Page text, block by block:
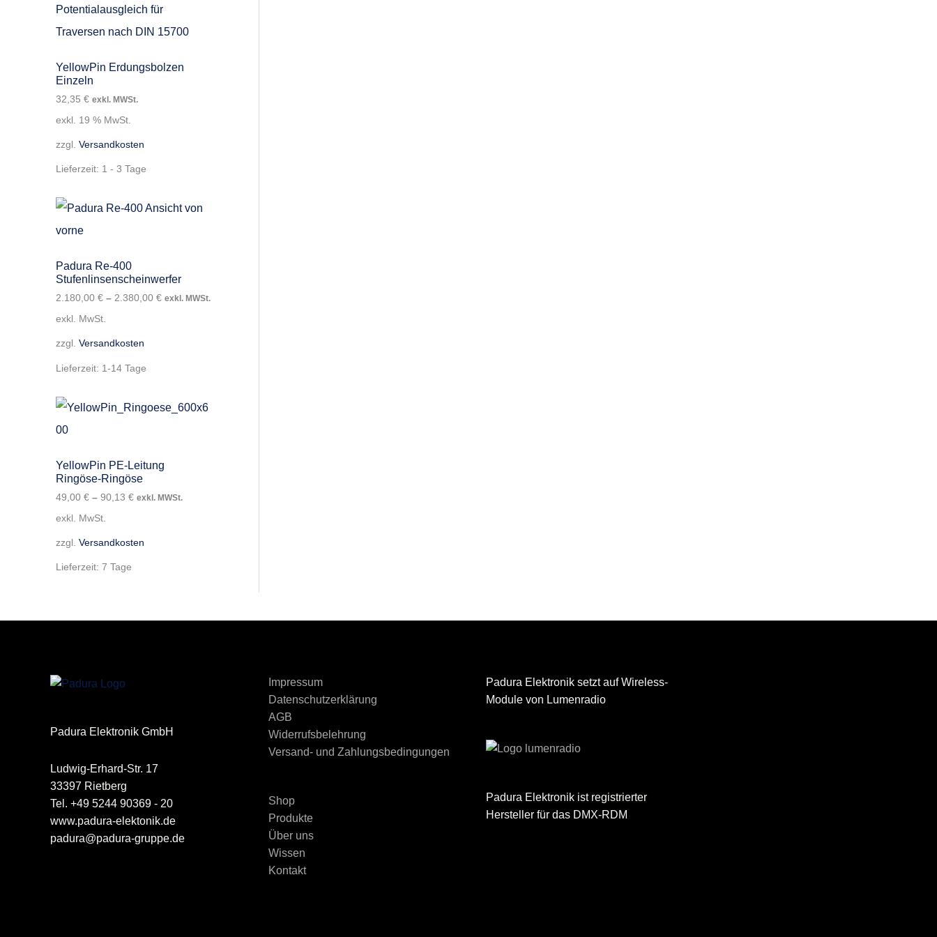
YellowPin Erdungsbolzen
Einzeln
32,35 € exkl. MWSt.
exkl. 19 % MwSt.
zzgl. Versandkosten
Lieferzeit: 1 - 3 Tage
Padura Re-400
Stufenlinsenscheinwerfer
2.180,00 € – 2.380,00 € exkl. MWSt.
exkl. MwSt.
zzgl. Versandkosten
Lieferzeit: 1-14 Tage
YellowPin PE-Leitung
Ringöse-Ringöse
49,00 € – 90,13 € exkl. MWSt.
exkl. MwSt.
zzgl. Versandkosten
Lieferzeit: 7 Tage
Padura Elektronik GmbH
Ludwig-Erhard-Str. 17
33397 Rietberg
Tel. +49 5244 90369 - 20
www.padura-elektonik.de
padura@padura-gruppe.de
Impressum
Datenschutzerklärung
AGB
Widerrufsbelehrung
Versand- und Zahlungsbedingungen
Shop
Produkte
Über uns
Wissen
Kontakt
Padura Elektronik setzt auf Wireless-
Module von Lumenradio
Padura Elektronik ist registrierter
Hersteller für das DMX-RDM